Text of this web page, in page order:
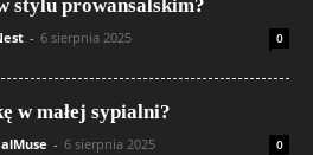
stylu prowansalskim?
- 6 sierpnia 2025 0
w małej sypialni?
- 6 sierpnia 2025 0